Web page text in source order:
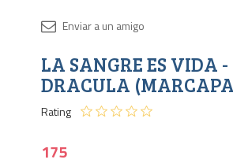
LA SANGRE ES VIDA -
DRACULA
Rating
175